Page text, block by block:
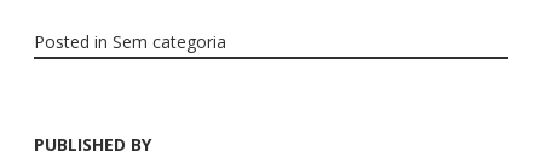
Posted in Sem categoria
PUBLISHED BY